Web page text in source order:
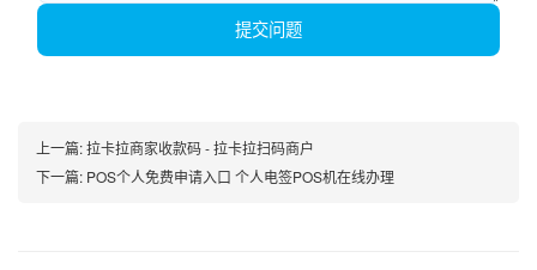
提交问题
上一篇:拉卡拉商家收款码 - 拉卡拉扫码商户
下一篇: POS个人免费申请入口 个人电签POS机在线办理